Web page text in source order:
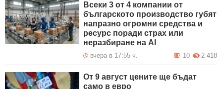
Всеки 3 от 4 компании от
българското производство губят
напразно огромни средства и
ресурс поради страх или
неразбиране на AI
вчера в 17:55 ч. 2 418
10
От 9 август цените ще бъдат
само в евро